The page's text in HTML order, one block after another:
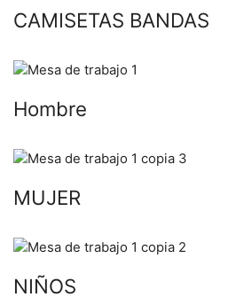
CAMISETAS BANDAS
Hombre
MUJER
NIÑOS